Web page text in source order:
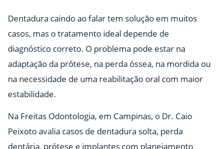
Dentadura caindo ao falar tem solução em muitos
casos, mas o tratamento ideal depende de
diagnóstico correto. O problema pode estar na
adaptação da prótese, na perda óssea, na mordida ou
na necessidade de uma reabilitação oral com maior
estabilidade.
Na Freitas Odontologia, em Campinas, o Dr. Caio
Peixoto avalia casos de dentadura solta, perda
dentária, prótese e implantes com planejamento